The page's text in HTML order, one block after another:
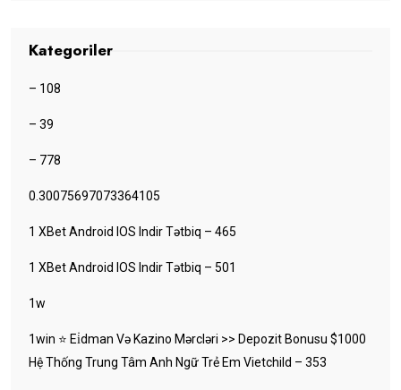
Kategoriler
– 108
– 39
– 778
0.30075697073364105
1 XBet Android IOS Indir Tətbiq – 465
1 XBet Android IOS Indir Tətbiq – 501
1w
1win ⭐ Ei̇dman Və Kazino Mərcləri >> Depozit Bonusu $1000
Hệ Thống Trung Tâm Anh Ngữ Trẻ Em Vietchild – 353